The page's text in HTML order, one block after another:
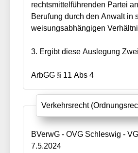
rechtsmittelführenden Partei
Berufung durch den Anwalt in
weisungsabhängigen
3. Ergibt diese Auslegung
ArbGG § 11 Abs 4
Verkehrsrecht
BVerwG - OVG Schleswig -
7.5.2024